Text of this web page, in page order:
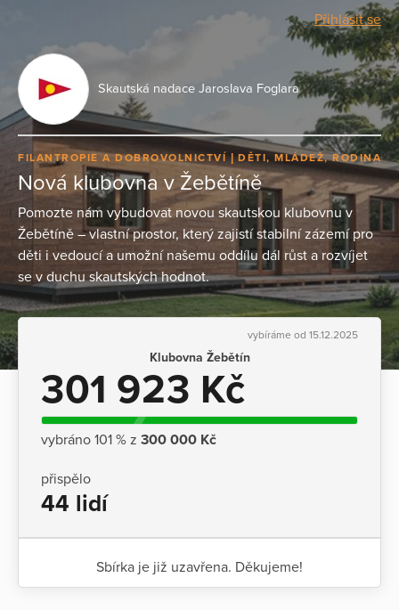
Přihlásit se
Skautská nadace Jaroslava Foglara
FILANTROPIE A DOBROVOLNICTVÍ DĚTI, MLÁDEŽ, RODINA
Nová klubovna v Žebětíně
Pomozte nám vybudovat novou skautskou klubovnu v
Žebětíně – vlastní prostor, který zajistí stabilní zázemí pro
děti i vedoucí a umožní našemu oddílu dál růst a rozvíjet
se v duchu skautských hodnot.
vybíráme od 15.12.2025
Klubovna Žebětín
301 923 Kč
vybráno 101 % z 300 000 Kč
přispělo
44 lidí
Sbírka je již uzavřena. Děkujeme!